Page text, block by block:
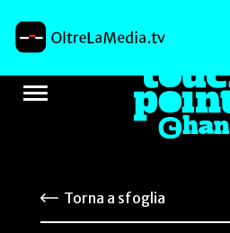
Torna a sfoglia